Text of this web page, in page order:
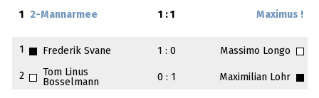
1 2-Mannarmee 1 : 1 Maximus !
1 Frederik Svane 1 : 0 Massimo Longo
2
Tom Linus
Bosselmann
0 : 1 Maximilian Lohr